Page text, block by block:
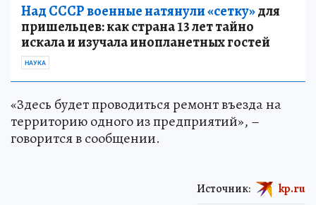
Над СССР военные натянули «сетку»для
пришельцев: как страна 13 лет тайно
искала и изучала инопланетных гостей
НАУКА
«Здесь будет проводиться ремонт въезда на
территорию одного из предприятий», –
говорится в сообщении.
Источник: kp.ru